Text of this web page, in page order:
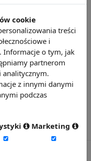
cookie
treści
i
Informacje o tym, jak
partnerom
analitycznym.
z innymi danymi
podczas
Marketing